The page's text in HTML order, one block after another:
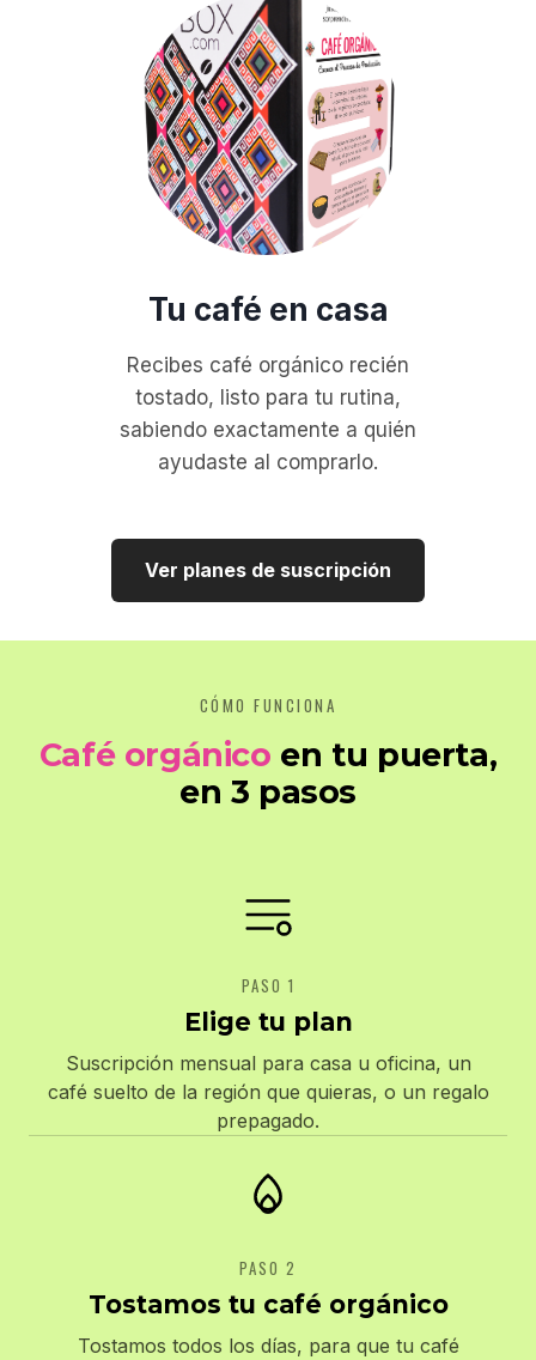
Tu café en casa
Recibes café orgánico recién
tostado, listo para tu rutina,
sabiendo exactamente a quién
ayudaste al comprarlo.
Ver planes de suscripción
CÓMO FUNCIONA
Café orgánico en tu puerta,
en 3 pasos
PASO 1
Elige tu plan
Suscripción mensual para casa u oficina, un
café suelto de la región que quieras, o un regalo
prepagado.
PASO 2
Tostamos tu café orgánico
Tostamos todos los días, para que tu café